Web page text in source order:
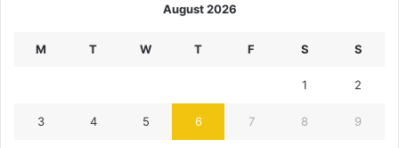
August 2026
M T W T F S S
1 2
3 4 5 6 7 8 9